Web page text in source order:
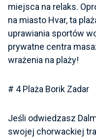
miejsca na relaks.
na miasto Hvar, ta
uprawiania sportów
prywatne centra
wrażenia na plaży!
# 4 Plaża Borik Zadar
Jeśli odwiedzasz
swojej chorwackiej